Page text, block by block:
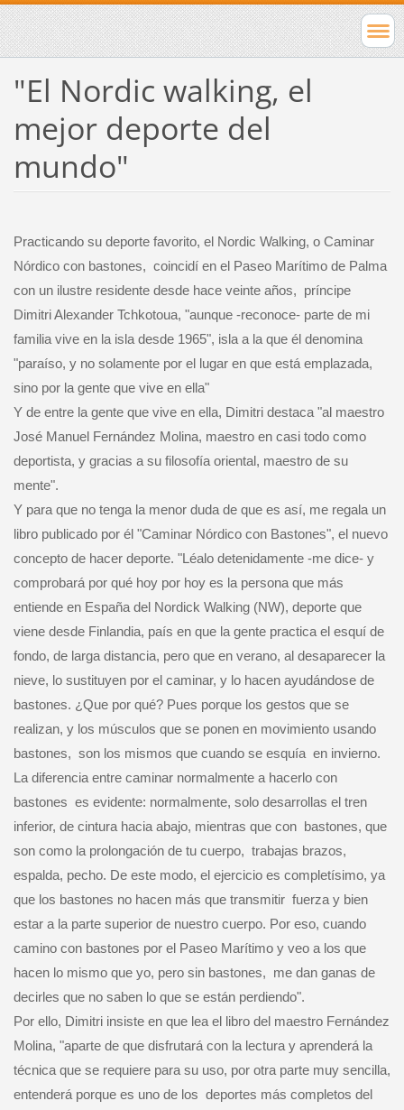
"El Nordic walking, el
mejor deporte del
mundo"
Practicando su deporte favorito, el Nordic Walking, o Caminar
Nórdico con bastones, coincidí en el Paseo Marítimo de Palma
con un ilustre residente desde hace veinte años, príncipe
Dimitri Alexander Tchkotoua, "aunque -reconoce- parte de mi
familia vive en la isla desde 1965", isla a la que él denomina
"paraíso, y no solamente por el lugar en que está emplazada,
sino por la gente que vive en ella"
Y de entre la gente que vive en ella, Dimitri destaca "al maestro
José Manuel Fernández Molina, maestro en casi todo como
deportista, y gracias a su filosofía oriental, maestro de su
mente".
Y para que no tenga la menor duda de que es así, me regala un
libro publicado por él "Caminar Nórdico con Bastones", el nuevo
concepto de hacer deporte. "Léalo detenidamente -me dice- y
comprobará por qué hoy por hoy es la persona que más
entiende en España del Nordick Walking (NW), deporte que
viene desde Finlandia, país en que la gente practica el esquí de
fondo, de larga distancia, pero que en verano, al desaparecer la
nieve, lo sustituyen por el caminar, y lo hacen ayudándose de
bastones. ¿Que por qué? Pues porque los gestos que se
realizan, y los músculos que se ponen en movimiento usando
bastones, son los mismos que cuando se esquía en invierno.
La diferencia entre caminar normalmente a hacerlo con
bastones es evidente: normalmente, solo desarrollas el tren
inferior, de cintura hacia abajo, mientras que con bastones, que
son como la prolongación de tu cuerpo, trabajas brazos,
espalda, pecho. De este modo, el ejercicio es completísimo, ya
que los bastones no hacen más que transmitir fuerza y bien
estar a la parte superior de nuestro cuerpo. Por eso, cuando
camino con bastones por el Paseo Marítimo y veo a los que
hacen lo mismo que yo, pero sin bastones, me dan ganas de
decirles que no saben lo que se están perdiendo".
Por ello, Dimitri insiste en que lea el libro del maestro Fernández
Molina, "aparte de que disfrutará con la lectura y aprenderá la
técnica que se requiere para su uso, por otra parte muy sencilla,
entenderá porque es uno de los deportes más completos del